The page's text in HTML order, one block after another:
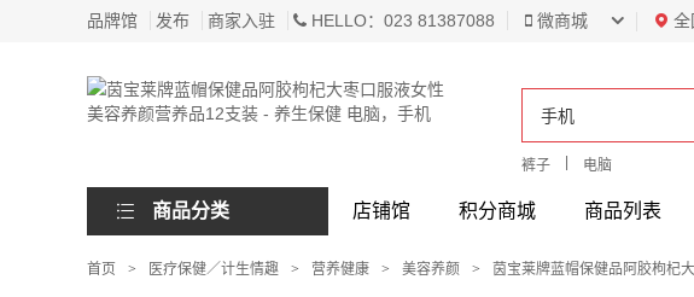
品牌馆 发布 商家入驻 HELLO：023 81387088 微商城 全
裤子 电脑
店铺馆 积分商城 商品列表
商品分类
首页 > 医疗保健／计生情趣 > 营养健康 > 美容养颜 > 茵宝莱牌蓝帽保健品阿胶枸杞